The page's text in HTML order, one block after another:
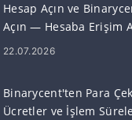
Hesap Açın ve
Açın — Hesaba Erişim
22.07.2026
Binarycent'ten Para
Ücretler ve İşlem